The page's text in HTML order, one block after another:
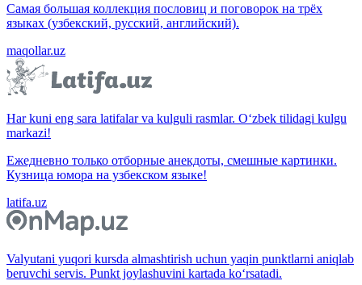
Самая большая коллекция пословиц и поговорок на трёх
языках (узбекский, русский, английский).
maqollar.uz
Har kuni eng sara latifalar va kulguli rasmlar. O‘zbek tilidagi kulgu
markazi!
Ежедневно только отборные анекдоты, смешные картинки.
Кузница юмора на узбекском языке!
latifa.uz
Valyutani yuqori kursda almashtirish uchun yaqin punktlarni aniqlab
beruvchi servis. Punkt joylashuvini kartada ko‘rsatadi.